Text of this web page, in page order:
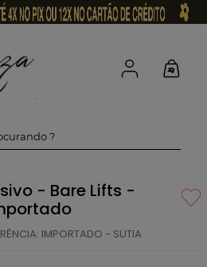
?
- Bare Lifts -
: IMPORTADO - SUTIA